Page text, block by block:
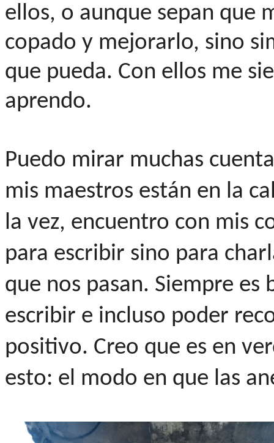
ellos, o aunque sepan que
copado y mejorarlo, sino
que pueda. Con ellos me
aprendo.
Puedo mirar muchas
mis maestros están en la
la vez, encuentro con mis
para escribir sino para
que nos pasan. Siempre
escribir e incluso poder
positivo. Creo que es en
esto: el modo en que las